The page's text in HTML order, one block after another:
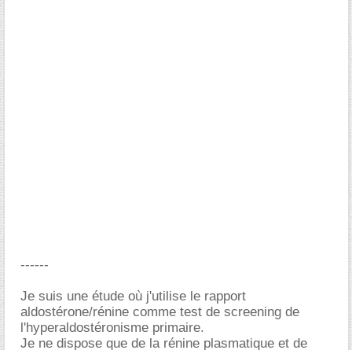
------
Je suis une étude où j'utilise le rapport
aldostérone/rénine comme test de screening de
l'hyperaldostéronisme primaire.
Je ne dispose que de la rénine plasmatique et de